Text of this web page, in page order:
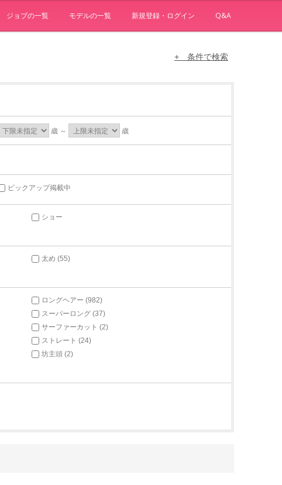
ジョブの一覧 モデルの一覧 新規登録・ログイン Q&A
+ 条件で検索
歳 ～ 歳
ピックアップ掲載中
ショー
太め (55)
ロングヘアー (982)
スーパーロング (37)
サーファーカット (2)
ストレート (24)
坊主頭 (2)